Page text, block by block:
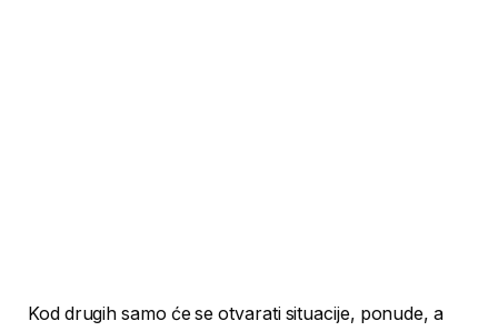
Kod drugih samo će se otvarati situacije, ponude, a